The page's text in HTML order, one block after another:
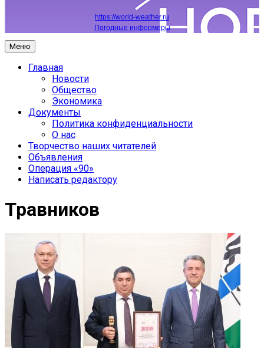
https://world-weather.ru
Погодные информеры
Меню
Главная
Новости
Общество
Экономика
Документы
Политика конфиденциальности
О нас
Творчество наших читателей
Объявления
Операция «90»
Написать редактору
Травников